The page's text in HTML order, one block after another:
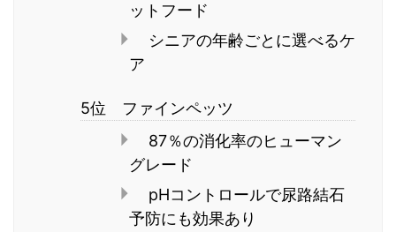
ットフード
シニアの年齢ごとに選べるケ
ア
5位 ファインペッツ
87％の消化率のヒューマン
グレード
pHコントロールで尿路結石
予防にも効果あり